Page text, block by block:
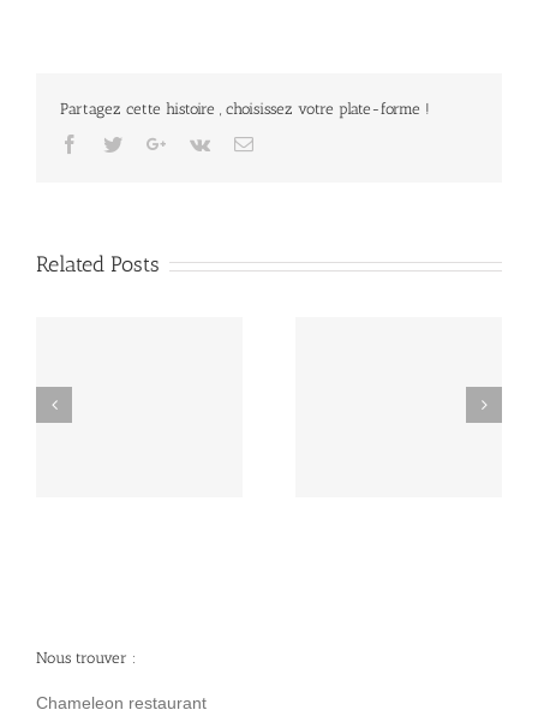
Partagez cette histoire , choisissez votre plate-forme !
Facebook
TwitterGoogle+
Vk Email
Related Posts
Diner menu carte
semaine du 27 mai
Nous trouver :
Chameleon restaurant